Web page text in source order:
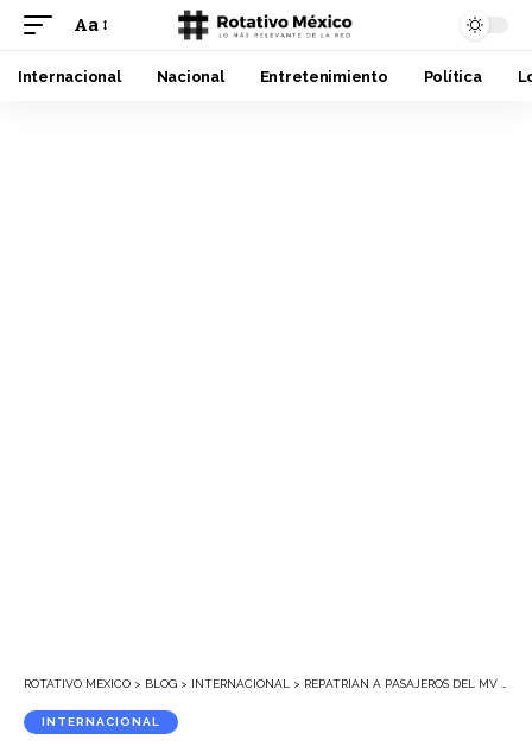
Font
Resizer
Aa
Internacional Nacional Entretenimiento Política
ROTATIVO MÉXICO > BLOG > INTERNACIONAL > REPATRÍAN A PASAJEROS DEL MV HONDIUS TRAS BROTE DE HANTAVIRUS
INTERNACIONAL